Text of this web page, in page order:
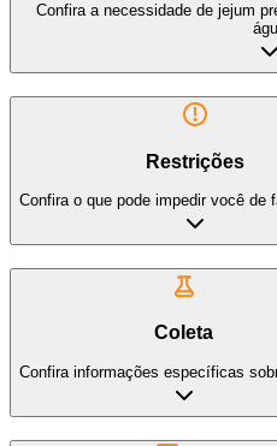
Confira a necessidade de jejum
Restrições
Confira o que pode impedir você de
Coleta
Confira informações específicas